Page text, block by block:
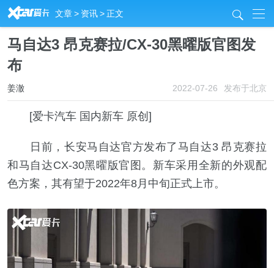
R 文章> 资讯>正文 j
马自达3 昂克赛拉/CX-30黑曜版官图发
布
2022-07-26 发布于北京
姜澈
[爱卡汽车 国内新车 原创]
日前，长安马自达官方发布了马自达3 昂克赛拉
和马自达CX-30黑曜版官图。新车采用全新的外观配
色方案，其有望于2022年8月中旬正式上市。